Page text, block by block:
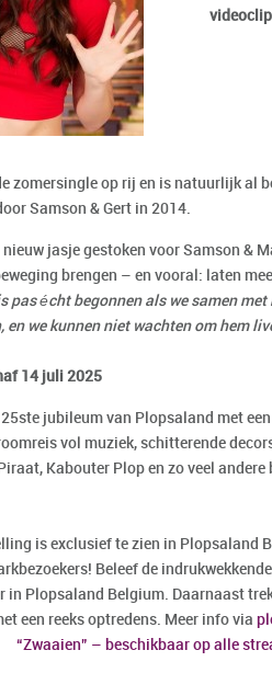
zomersingle op rij en is natuurlijk al
Samson & Gert in 2014.
nieuw jasje gestoken voor Samson &
brengen – en vooral: laten
pas écht begonnen als we samen
en we kunnen niet wachten om hem
14 juli 2025
jubileum van Plopsaland met
vol muziek, schitterende
Kabouter Plop en zo veel
is exclusief te zien in Plopsaland
Beleef de
in Plopsaland Belgium. Daarnaast
een reeks optredens. Meer info via
“Zwaaien” – beschikbaar op alle